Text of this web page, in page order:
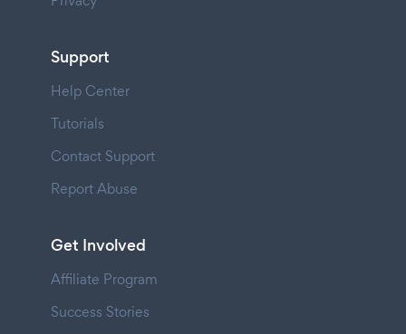
Support
Help Center
Tutorials
Contact Support
Report Abuse
Get Involved
Affiliate Program
Success Stories